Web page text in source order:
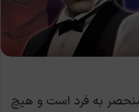
منحصر به فرد است و هیچ